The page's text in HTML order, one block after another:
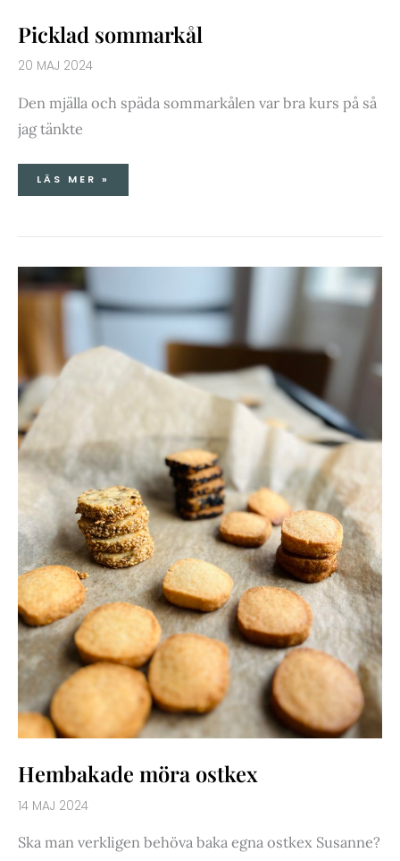
Picklad sommarkål
20 MAJ 2024
Den mjälla och späda sommarkålen var bra kurs på så
jag tänkte
LÄS MER »
Hembakade möra ostkex
14 MAJ 2024
Ska man verkligen behöva baka egna ostkex Susanne?
HEMBAKADE
OSTKEX